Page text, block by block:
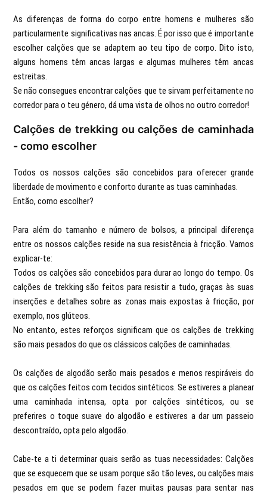
As diferenças de forma do corpo entre homens e mulheres são
particularmente significativas nas ancas. É por isso que é importante
escolher calções que se adaptem ao teu tipo de corpo. Dito isto,
alguns homens têm ancas largas e algumas mulheres têm ancas
estreitas.
Se não consegues encontrar calções que te sirvam perfeitamente no
corredor para o teu género, dá uma vista de olhos no outro corredor!
Calções de trekking ou calções de caminhada
- como escolher
Todos os nossos calções são concebidos para oferecer grande
liberdade de movimento e conforto durante as tuas caminhadas.
Então, como escolher?
Para além do tamanho e número de bolsos, a principal diferença
entre os nossos calções reside na sua resistência à fricção. Vamos
explicar-te:
Todos os calções são concebidos para durar ao longo do tempo. Os
calções de trekking são feitos para resistir a tudo, graças às suas
inserções e detalhes sobre as zonas mais expostas à fricção, por
exemplo, nos glúteos.
No entanto, estes reforços significam que os calções de trekking
são mais pesados do que os clássicos calções de caminhadas.
Os calções de algodão serão mais pesados e menos respiráveis do
que os calções feitos com tecidos sintéticos. Se estiveres a planear
uma caminhada intensa, opta por calções sintéticos, ou se
preferires o toque suave do algodão e estiveres a dar um passeio
descontraído, opta pelo algodão.
Cabe-te a ti determinar quais serão as tuas necessidades: Calções
que se esquecem que se usam porque são tão leves, ou calções mais
pesados em que se podem fazer muitas pausas para sentar nas